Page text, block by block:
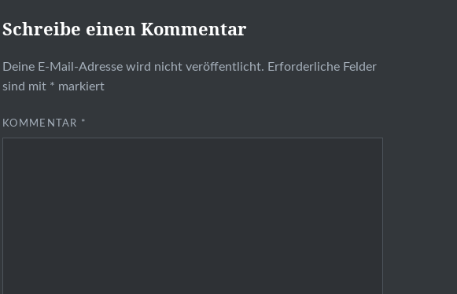
Schreibe einen Kommentar
Deine E-Mail-Adresse wird nicht veröffentlicht. Erforderliche Felder
sind mit * markiert
KOMMENTAR *